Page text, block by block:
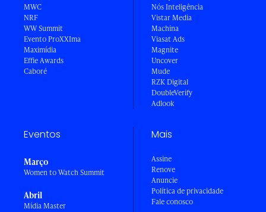
MWC
NRF
WW Summit
Evento ProXXIma
Maximídia
Effie Awards
Caboré
Nós Inteligência
Vistar Media
Machina
Viasat Ads
Magnite
Uncover
Mude
RZK Digital
DoubleVerify
Adlook
Eventos
Março
Women to Watch Summit
Abril
Mídia Master
Mais
Assine
Renove
Anuncie
Política de privacidade
Fale conosco